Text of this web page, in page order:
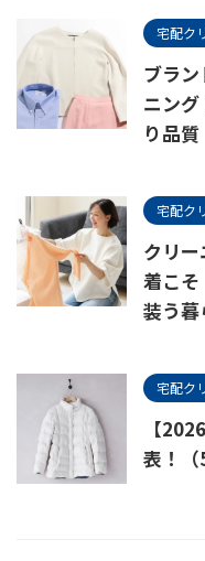
宅配ク
ブラ
ニン
り品質
宅配ク
クリ
着こそ
装う暮
宅配ク
【
表！（